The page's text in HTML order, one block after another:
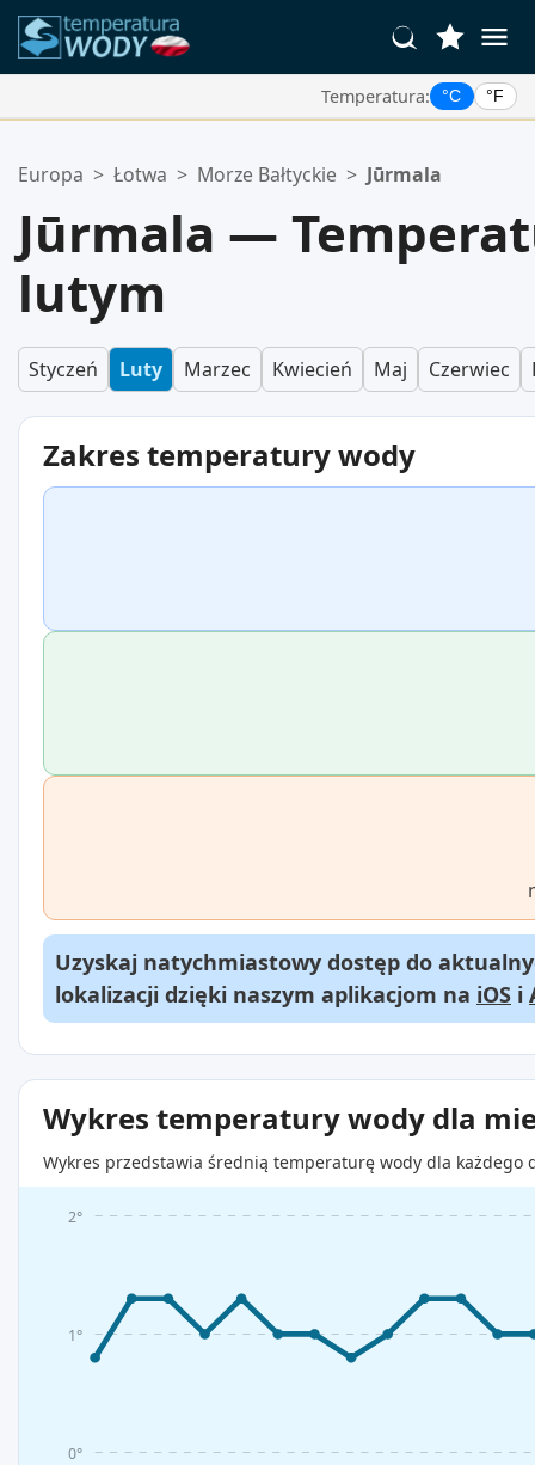
Temperatura: °C °F
Twoja lista ulubionych jest pusta.
Europa > Łotwa > Morze Bałtyckie > Jūrmala
Jūrmala —
lutym
Styczeń Luty Marzec Kwiecień Maj Czerwiec
Zakres temperatury wody
Uzyskaj natychmiastowy dostęp do
lokalizacji dzięki naszym aplikacjom na iOS i
Wykres temperatury wody dla
Wykres przedstawia średnią temperaturę wody dla
0°
1°
2°